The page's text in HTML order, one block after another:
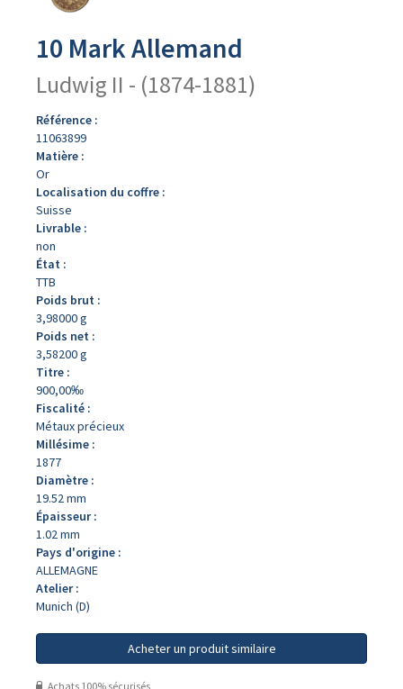
10 Mark Allemand
Ludwig II - (1874-1881)
Référence :
11063899
Matière :
Or
Localisation du coffre :
Suisse
Livrable :
non
État :
TTB
Poids brut :
3,98000 g
Poids net :
3,58200 g
Titre :
900,00‰
Fiscalité :
Métaux précieux
Millésime :
1877
Diamètre :
19.52 mm
Épaisseur :
1.02 mm
Pays d'origine :
ALLEMAGNE
Atelier :
Munich (D)
Acheter un produit similaire
Achats 100% sécurisés